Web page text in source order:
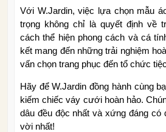
Với W.Jardin, việc lựa chọn mẫu
trọng không chỉ là quyết định về
cách thể hiện phong cách và cá
kết mang đến những trải nghiệm
vấn chọn trang phục đến tổ chức
Hãy để W.Jardin đồng hành cùng
kiếm chiếc váy cưới hoàn hảo.
dâu đều độc nhất và xứng đáng
vời nhất!